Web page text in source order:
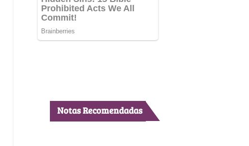
Notas Recomendadas